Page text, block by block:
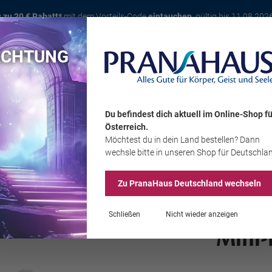
zu 20 € Rabatt*mit dem Vorteils-Codeeintauchen, gültig bis
Karte
Schmuck Edelsteine Wohnambiente
Sale
Mini-
Du befindest dich aktuell im Online-Shop
Österreich.
Möchtest du in dein Land bestellen? Dann
wechsle bitte in unseren Shop für
Zu PranaHausDeutschland wechseln
Schließen Nicht wieder anzeigen